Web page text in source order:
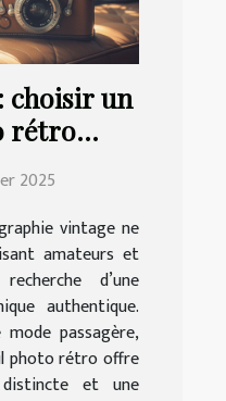
choisir un
rétro
2025
vintage ne
amateurs et
d’une
authentique.
passagère,
photo rétro offre
et une